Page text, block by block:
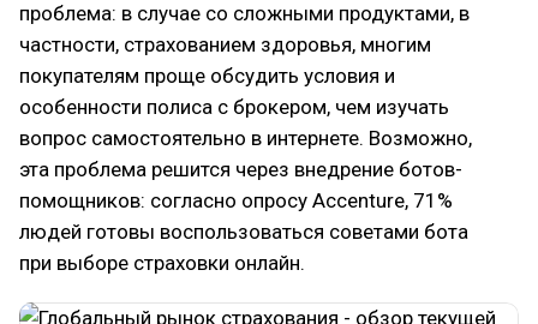
проблема: в случае со сложными продуктами, в
частности, страхованием здоровья, многим
покупателям проще обсудить условия и
особенности полиса с брокером, чем изучать
вопрос самостоятельно в интернете. Возможно,
эта проблема решится через внедрение ботов-
помощников: согласно опросу Accenture, 71%
людей готовы воспользоваться советами бота
при выборе страховки онлайн.